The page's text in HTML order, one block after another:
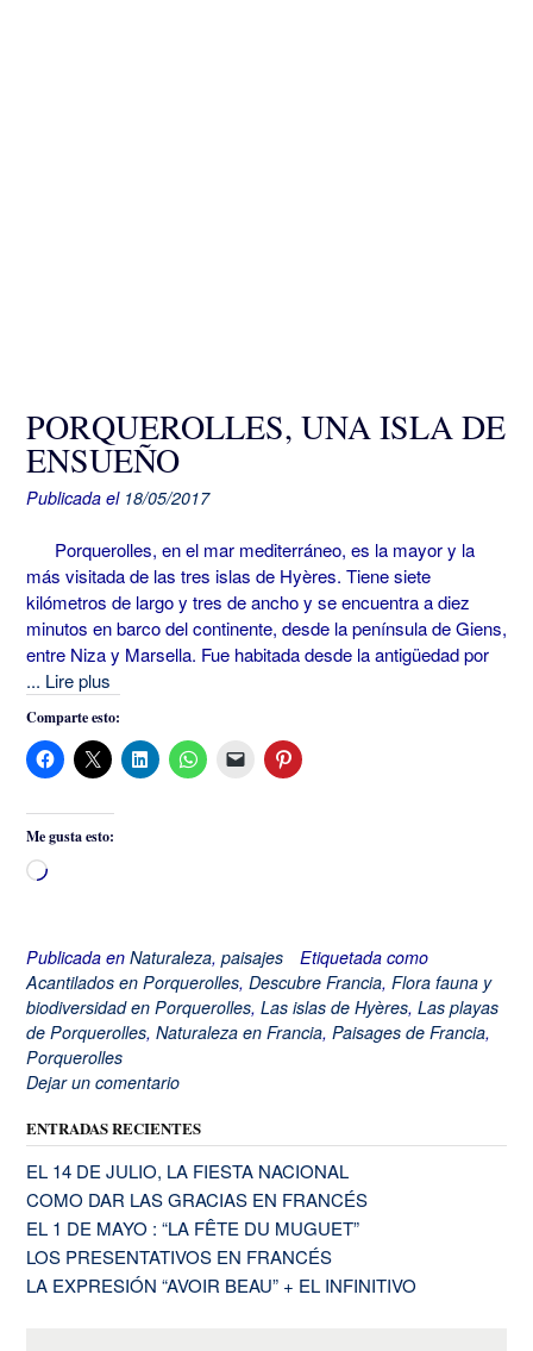
PORQUEROLLES, UNA ISLA DE
ENSUEÑO
Publicada el 18/05/2017
Porquerolles, en el mar mediterráneo, es la mayor y la
más visitada de las tres islas de Hyères. Tiene siete
kilómetros de largo y tres de ancho y se encuentra a diez
minutos en barco del continente, desde la península de Giens,
entre Niza y Marsella. Fue habitada desde la antigüedad por
... Lire plus
Comparte esto:
Me gusta esto:
Cargando...
Publicada en Naturaleza, paisajes
Etiquetada como
Acantilados en Porquerolles, Descubre Francia, Flora fauna y
biodiversidad en Porquerolles, Las islas de Hyères, Las playas
de Porquerolles, Naturaleza en Francia, Paisages de Francia,
Porquerolles
Dejar un comentario
ENTRADAS RECIENTES
EL 14 DE JULIO, LA FIESTA NACIONAL
COMO DAR LAS GRACIAS EN FRANCÉS
EL 1 DE MAYO : “LA FÊTE DU MUGUET”
LOS PRESENTATIVOS EN FRANCÉS
LA EXPRESIÓN “AVOIR BEAU” + EL INFINITIVO